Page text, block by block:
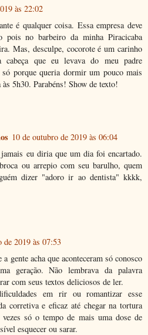
às 22:02
é qualquer coisa. Essa empresa deve
no barbeiro da minha Piracicaba
Mas, desculpe, cocorote é um carinho
cabeça que eu levava do meu padre
porque queria dormir um pouco mais
5h30. Parabéns! Show de texto!
10 de outubro de 2019 às 06:04
eu diria que um dia foi encartado.
ou arrepio com seu barulho, quem
dizer "adoro ir ao dentista" kkkk,
de 2019 às 07:53
gente acha que aconteceram só conosco
geração. Não lembrava da palavra
com seus textos deliciosos de ler.
em rir ou romantizar esse
corretiva e eficaz até chegar na tortura
só o tempo de mais uma dose de
esquecer ou sarar.